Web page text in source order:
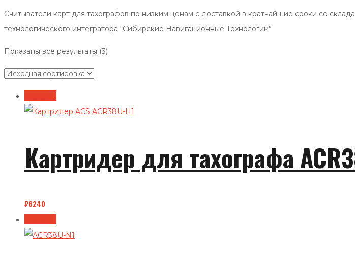
Считыватели карт для тахографов по низким ценам с доставкой в кратчайшие сроки со
технологического интегратора “Сибирские Навигационные Технологии”
Показаны все результаты (3)
Картридер для тахографа
₽6240